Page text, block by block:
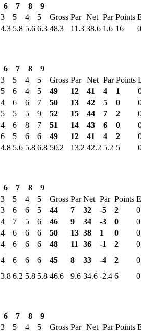
6 7 8
9
3 5 4 5 Gross Par Net Par Points
4.3 5.8 5.6 6.3 48.3 11.3 38.6 1.6 16
0
6 7 8
9
3 5 4 5 Gross Par Net Par Points
5 6 4 5 49 12 41 4 1
4 6 6 7 50 13 42 5 0
5 5 5 9 52 15 44 7 2
4 6 8 7 51 14 43 6 0
6 5 6 6 49 12 41 4 2
4.8 5.6 5.8 6.8 50.2 13.2 42.2 5.2 5
6 7 8
9
3 5 4 5 Gross Par Net Par Points
3 6 6 5 44 7 32 -5 2
0
4 7 5 6 46 9 34 -3 0
0
4 6 6 6 50 13 38 1 0
0
4 6 6 6 48 11 36 -1 2
0
4 6 6 6 45 8 33 -4 2
0
3.8 6.2 5.8 5.8 46.6 9.6 34.6 -2.4 6
0
6 7 8
9
3 5 4 5 Gross Par Net Par Points